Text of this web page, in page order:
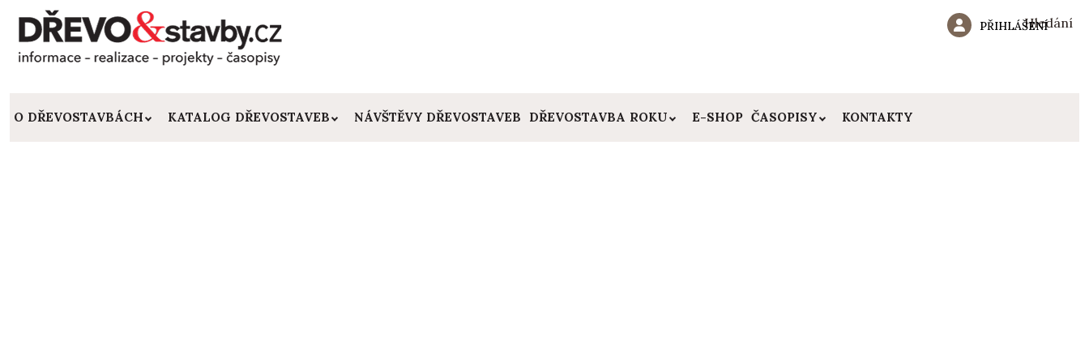
Hledání
PŘIHLÁŠENÍ
O DŘEVOSTAVBÁCH KATALOG DŘEVOSTAVEB NÁVŠTĚVY DŘEVOSTAVEB DŘEVOSTAVBA ROKU E-SHOP ČASOPISY KONTAKTY